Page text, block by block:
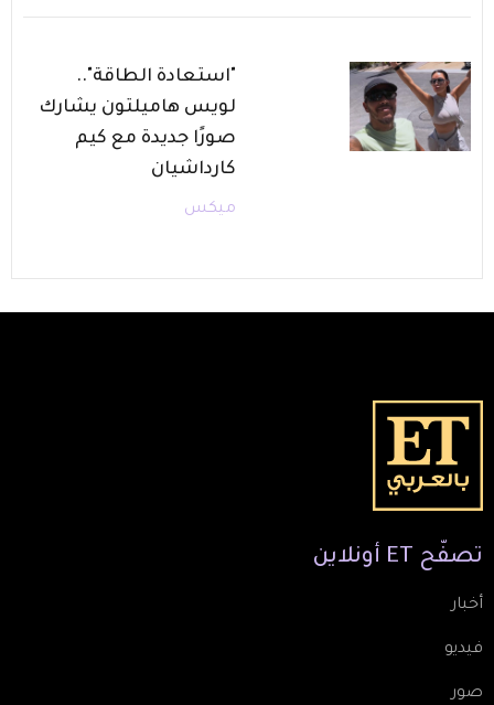
"استعادة الطاقة"..
لويس هاميلتون يشارك
صورًا جديدة مع كيم
كارداشيان
ميكس
تصفّح ET أونلاين
أخبار
فيديو
صور